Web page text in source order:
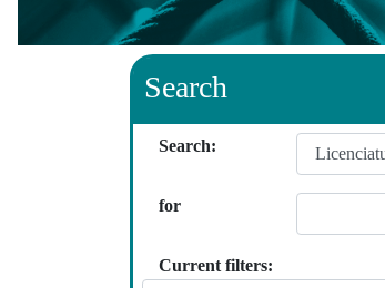
Search
Search:
for
Current filters: